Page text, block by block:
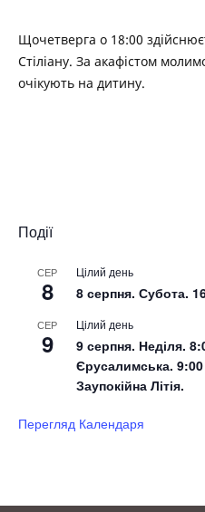
Щочетверга о 18:00
Стіліану. За акафістом
очікують на дитину.
Події
СЕР
8
Цілий день
8 серпня. Субота.
СЕР
9
Цілий день
9 серпня. Неділя.
Єрусалимська. 9:00
Заупокійна Літія.
Перегляд Календаря